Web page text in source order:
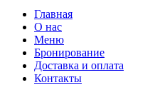
Главная
О нас
Меню
Бронирование
Доставка и оплата
Контакты